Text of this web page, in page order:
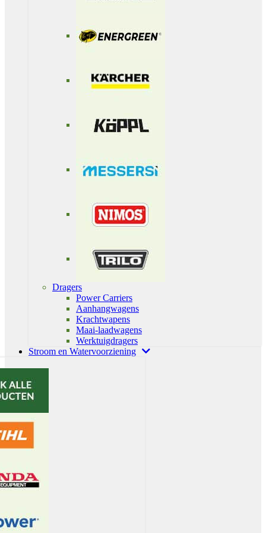
Dragers
Power Carriers
Aanhangwagens
Krachtwapens
Maai-laadwagens
Werktuigdragers
Stroom en Watervoorziening